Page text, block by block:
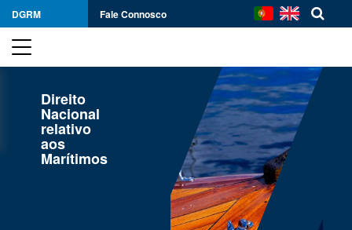
DGRM Fale Connosco
Direito
Nacional
relativo
aos
Marítimos